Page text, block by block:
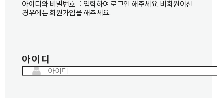
아이디와 비밀번호를 입력하여 로그인 해주세요. 비회원이신
경우에는 회원가입을 해주세요.
아이디